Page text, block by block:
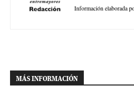
Información elaborada
MÁS INFORMACIÓN